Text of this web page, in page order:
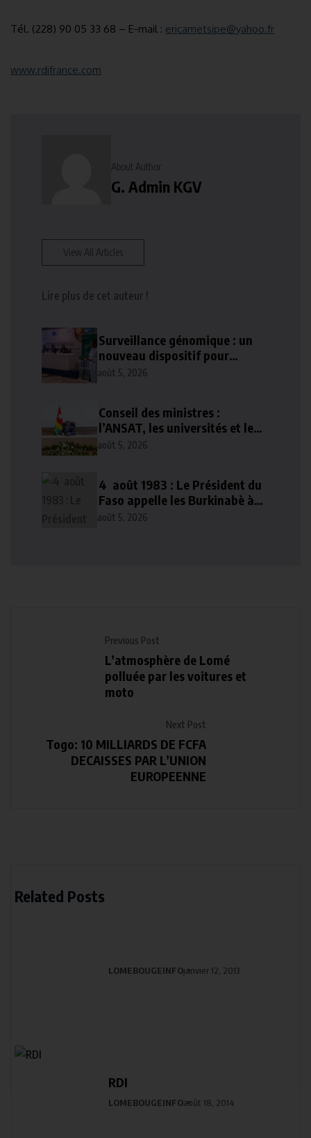
Tél. (228) 90 05 33 68 – E-mail : ericametsipe@yahoo.fr
www.rdifrance.com
About Author
G. Admin KGV
View All Articles
Lire plus de cet auteur !
Surveillance génomique : un
nouveau dispositif pour
renforcer la sécurité sanitaire
août 5, 2026
Conseil des ministres :
l’ANSAT, les universités et le
numérique au cœur des
août 5, 2026
4 août 1983 : Le Président du
Faso appelle les Burkinabè à
poursuivre l’idéal
août 5, 2026
Previous Post
L’atmosphère de Lomé
polluée par les voitures et
moto
Next Post
Togo: 10 MILLIARDS DE FCFA
DECAISSES PAR L’UNION
EUROPEENNE
Related Posts
LOMEBOUGEINFOjanvier 12, 2013
RDI
LOMEBOUGEINFOaoût 18, 2014